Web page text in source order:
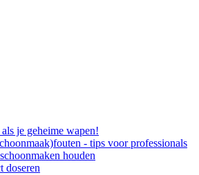
je geheime wapen!
- tips voor professionals
houden
doseren